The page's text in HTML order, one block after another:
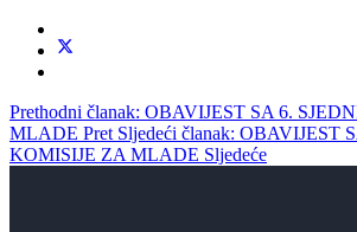
Prethodni članak: OBAVIJEST SA 6.
MLADE Pret Sljedeći članak: OBAVIJEST
KOMISIJE ZA MLADE Sljedeće